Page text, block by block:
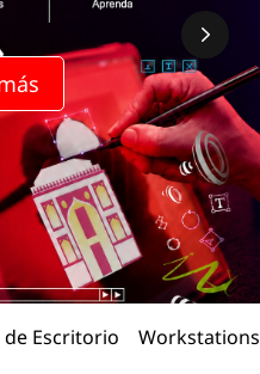
Escritorio Workstations